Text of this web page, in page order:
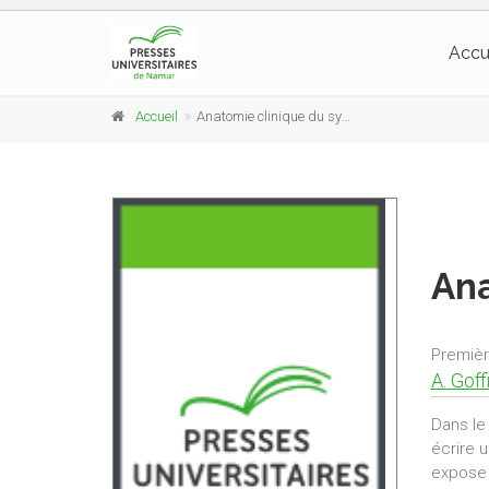
Accueil Anatomie clinique du système nerveux central
A.
Dans
écrire